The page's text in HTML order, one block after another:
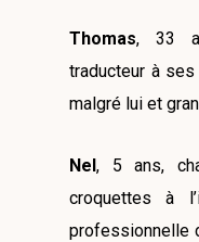
Thomas, 33
traducteur à
malgré lui et
Nel, 5 ans,
croquettes à
professionnelle